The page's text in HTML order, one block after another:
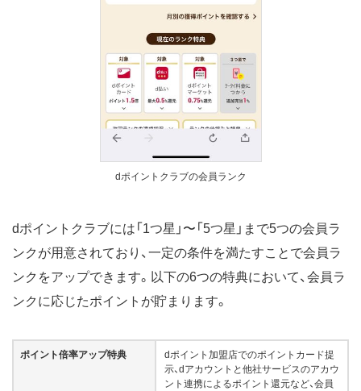
dポイントクラブの会員ランク
dポイントクラブには「1つ星」〜「5つ星」まで5つの会員ラ
ンクが用意されており、一定の条件を満たすことで会員ラ
ンクをアップできます。以下の6つの特典において、会員ラ
ンクに応じたポイントが貯まります。
ポイント倍率アップ特典
dポイント加盟店でのポイントカード提
示、dアカウントと他社サービスのアカウ
ント連携によるポイント還元など、会員